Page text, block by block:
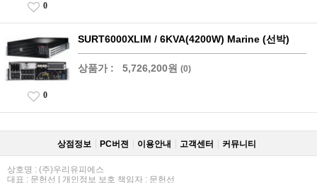
0
SURT6000XLIM / 6KVA(4200W) Marine (선박)
상품가 : 5,726,200원 (0)
0
상점정보 PC버젼 이용안내 고객센터 커뮤니티
상호명 : (주)우리유피에스
대표 : 문헌선 | 개인정보 보호 책임자 : 문헌선